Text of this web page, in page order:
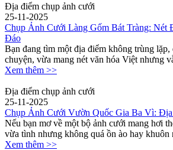
Địa điểm chụp ảnh cưới
25-11-2025
Chụp Ảnh Cưới Làng Gốm Bát Tràng: Nét
Đáo
Bạn đang tìm một địa điểm không trùng lặp,
chuyện, vừa mang nét văn hóa Việt nhưng
Xem thêm >>
Địa điểm chụp ảnh cưới
25-11-2025
Chụp Ảnh Cưới Vườn Quốc Gia Ba Vì:
Nếu bạn mơ về một bộ ảnh cưới mang hơi
vừa tình nhưng không quá ồn ào hay khuôn
Xem thêm >>